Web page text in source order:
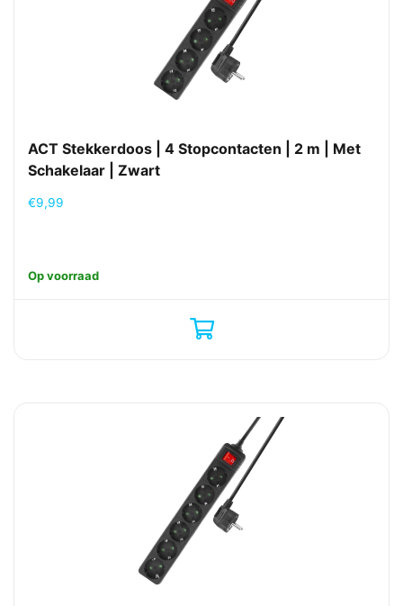
ACT Stekkerdoos | 4 Stopcontacten | 2 m | Met
Schakelaar | Zwart
€9,99
Op voorraad